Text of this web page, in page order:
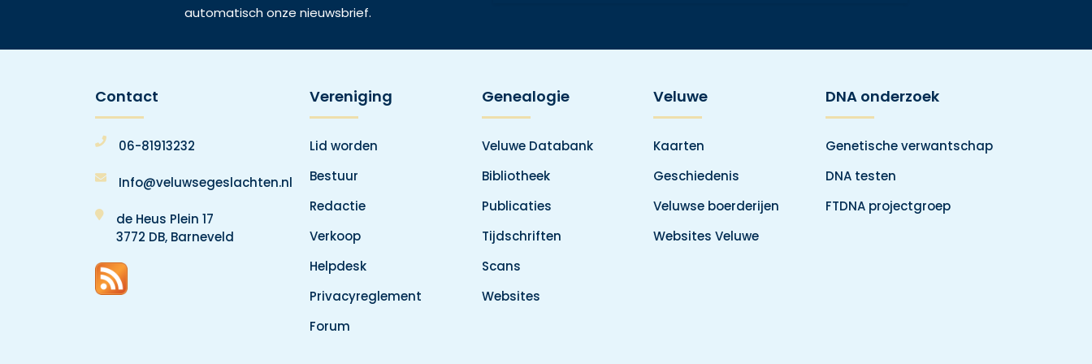
automatisch onze nieuwsbrief.
Contact
06-81913232
Info@veluwsegeslachten.nl
de Heus Plein 17
3772 DB, Barneveld
Vereniging
Lid worden
Bestuur
Redactie
Verkoop
Helpdesk
Privacyreglement
Forum
Genealogie
Veluwe Databank
Bibliotheek
Publicaties
Tijdschriften
Scans
Websites
Veluwe
Kaarten
Geschiedenis
Veluwse boerderijen
Websites Veluwe
DNA onderzoek
Genetische verwantschap
DNA testen
FTDNA projectgroep